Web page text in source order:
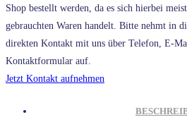
Shop bestellt werden, da es sich hierbei
gebrauchten Waren handelt. Bitte nehmt in
direkten Kontakt mit uns über Telefon, E-
Kontaktformular auf.
Jetzt Kontakt aufnehmen